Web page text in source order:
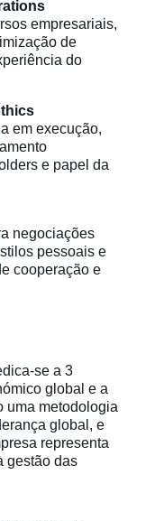
empresariais,
de
do
em execução,
e papel da
negociações
pessoais e
cooperação e
se a 3
global e a
uma metodologia
global, e
representa
gestão das